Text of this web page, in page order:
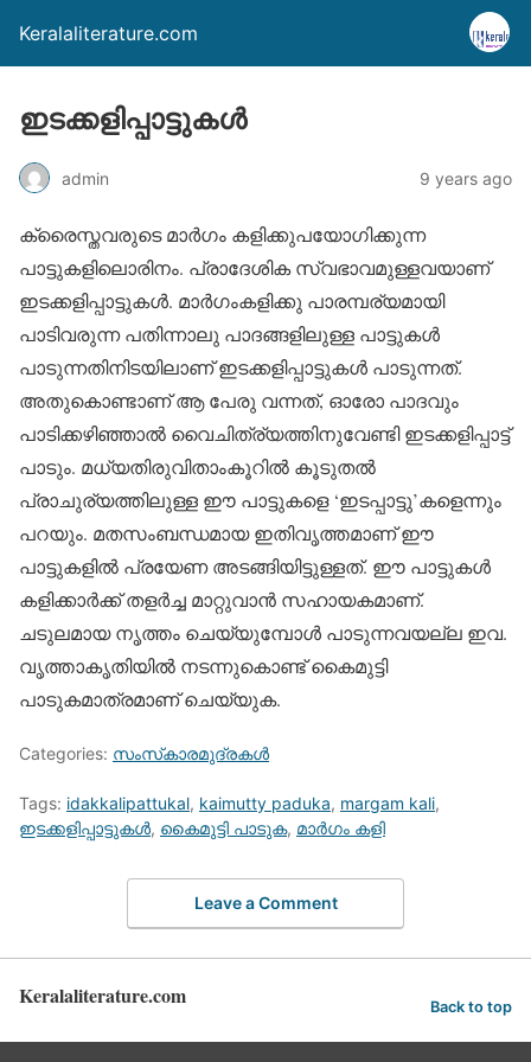
Keralaliterature.com
ഇടക്കളിപ്പാട്ടുകള്‍
admin 9 years ago
ക്രൈസ്തവരുടെ മാര്‍ഗം കളിക്കുപയോഗിക്കുന്ന
പാട്ടുകളിലൊരിനം. പ്രാദേശിക സ്വഭാവമുള്ളവയാണ്
ഇടക്കളിപ്പാട്ടുകള്‍. മാര്‍ഗംകളിക്കു പാരമ്പര്യമായി
പാടിവരുന്ന പതിന്നാലു പാദങ്ങളിലുള്ള പാട്ടുകള്‍
പാടുന്നതിനിടയിലാണ് ഇടക്കളിപ്പാട്ടുകള്‍ പാടുന്നത്.
അതുകൊണ്ടാണ് ആ പേരു വന്നത്, ഓരോ പാദവും
പാടിക്കഴിഞ്ഞാല്‍ വൈചിത്ര്യത്തിനുവേണ്ടി ഇടക്കളിപ്പാട്ട്
പാടും. മധ്യതിരുവിതാംകൂറില്‍ കൂടുതല്‍
പ്രാചുര്യത്തിലുള്ള ഈ പാട്ടുകളെ ‘ഇടപ്പാട്ടു’കളെന്നും
പറയും. മതസംബന്ധമായ ഇതിവൃത്തമാണ് ഈ
പാട്ടുകളില്‍ പ്രയേണ അടങ്ങിയിട്ടുള്ളത്. ഈ പാട്ടുകള്‍
കളിക്കാര്‍ക്ക് തളര്‍ച്ച മാറ്റുവാന്‍ സഹായകമാണ്.
ചടുലമായ നൃത്തം ചെയ്യുമ്പോള്‍ പാടുന്നവയല്ല ഇവ.
വൃത്താകൃതിയില്‍ നടന്നുകൊണ്ട് കൈമുട്ടി
പാടുകമാത്രമാണ് ചെയ്യുക.
Categories: സംസ്‌കാരമുദ്രകള്‍
Tags: idakkalipattukal, kaimutty paduka, margam kali,
ഇടക്കളിപ്പാട്ടുകള്‍, കൈമുട്ടി പാടുക, മാര്‍ഗം കളി
Leave a Comment
Keralaliterature.com Back to top